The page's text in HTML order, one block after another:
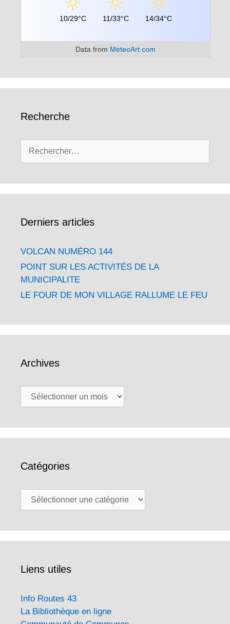
10/29°C 11/33°C 14/34°C
Data from MeteoArt.com
Recherche
Derniers articles
VOLCAN NUMÉRO 144
POINT SUR LES ACTIVITÉS DE LA
MUNICIPALITE
LE FOUR DE MON VILLAGE RALLUME LE FEU
Archives
Archives
Catégories
Catégories
Liens utiles
Info Routes 43
La Bibliothèque en ligne